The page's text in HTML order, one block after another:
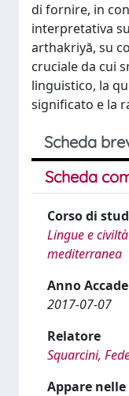
di fornire, in
interpretativa
arthakriyā, su
cruciale da cui
linguistico, la
significato e la
Scheda
Scheda
Corso di
Lingue e
mediterranea
Anno
2017-07-07
Relatore
Squarcini,
Appare